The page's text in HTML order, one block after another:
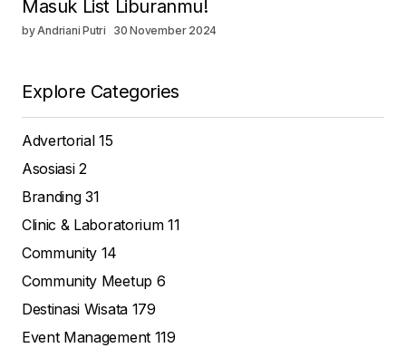
Masuk List Liburanmu!
by Andriani Putri 30 November 2024
Explore Categories
Advertorial15
Asosiasi2
Branding31
Clinic & Laboratorium 11
Community 14
Community Meetup 6
Destinasi Wisata 179
Event Management 119